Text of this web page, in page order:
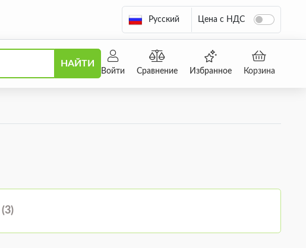
Русский Цена с НДС
НАЙТИ
Войти Сравнение Избранное Корзина
(3)